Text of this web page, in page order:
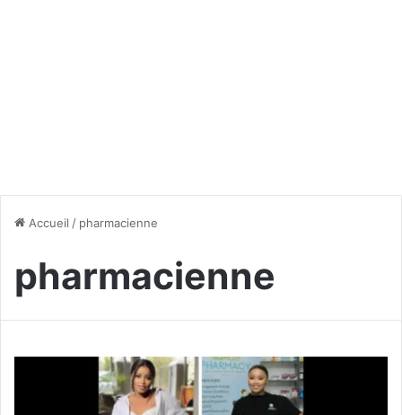
Accueil / pharmacienne
pharmacienne